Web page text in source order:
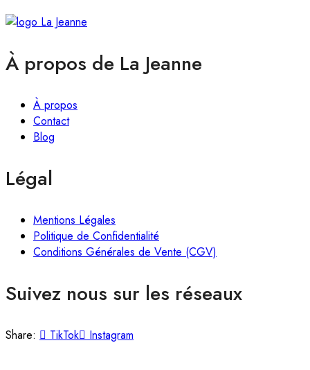
À propos de La Jeanne
À propos
Contact
Blog
Légal
Mentions Légales
Politique de Confidentialité
Conditions Générales de Vente (CGV)
Suivez nous sur les réseaux
Share: TikTok Instagram